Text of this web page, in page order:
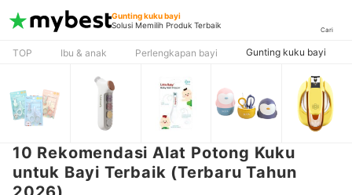
Gunting kuku bayi
Solusi Memilih Produk Terbaik
Cari
TOP Ibu & anak Perlengkapan bayi Gunting kuku bayi
10 Rekomendasi Alat Potong Kuku
untuk Bayi Terbaik (Terbaru Tahun